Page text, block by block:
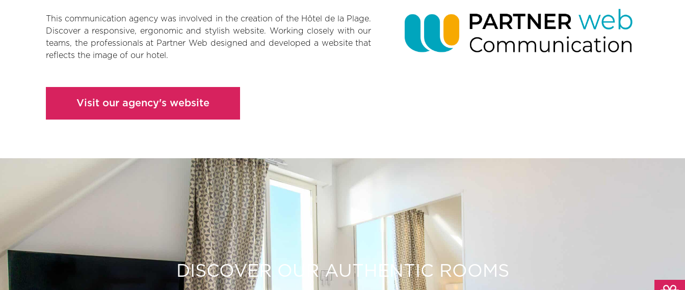
This communication agency was involved in the creation of the Hôtel de la Plage.
Discover a responsive, ergonomic and stylish website. Working closely with our
teams, the professionals at Partner Web designed and developed a website that
reflects the image of our hotel.
Visit our agency's website
DISCOVER OUR AUTHENTIC ROOMS